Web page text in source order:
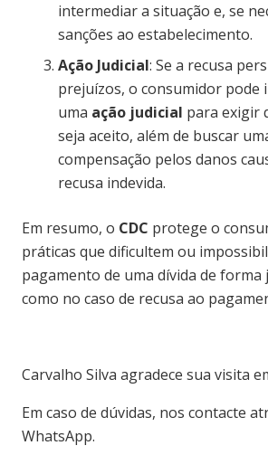
intermediar a situação e, se
sanções ao estabelecimento.
Ação Judicial: Se a recusa
prejuízos, o consumidor pode
uma ação judicial para exigir
seja aceito, além de buscar
compensação pelos danos
recusa indevida.
Em resumo, o CDC protege o
práticas que dificultem ou
pagamento de uma dívida de forma
como no caso de recusa ao
Carvalho Silva agradece sua visita
Em caso de dúvidas, nos contacte
WhatsApp.